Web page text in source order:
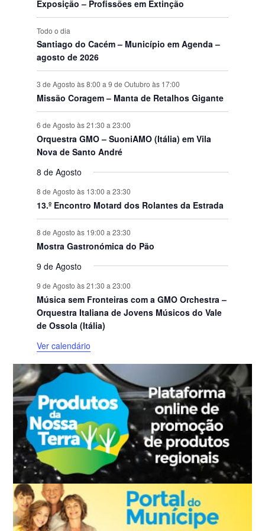
o
s
Exposição – Profissões em Extinção
Todo o dia
Santiago do Cacém – Município em Agenda –
agosto de 2026
3 de Agosto às 8:00 a 9 de Outubro às 17:00
Missão Coragem – Manta de Retalhos Gigante
6 de Agosto às 21:30 a 23:00
Orquestra GMO – SuoniAMO (Itália) em Vila
Nova de Santo André
8 de Agosto
8 de Agosto às 13:00 a 23:30
13.º Encontro Motard dos Rolantes da Estrada
8 de Agosto às 19:00 a 23:30
Mostra Gastronómica do Pão
9 de Agosto
9 de Agosto às 21:30 a 23:00
Música sem Fronteiras com a GMO Orchestra –
Orquestra Italiana de Jovens Músicos do Vale
de Ossola (Itália)
Ver calendário